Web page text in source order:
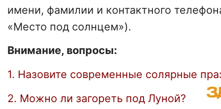
имени, фамилии и контактного
«Место под солнцем»).
Внимание, вопросы:
1. Назовите современные солярные
2. Можно ли загореть под Луной?